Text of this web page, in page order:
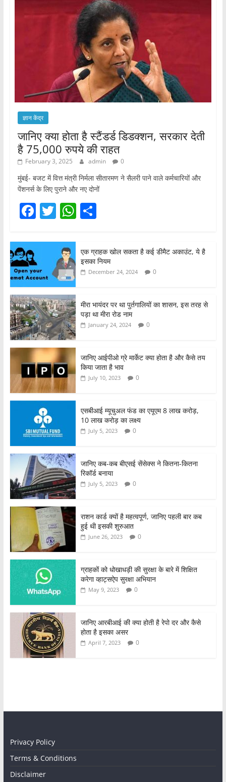
ज्ञान केंद्र
जानिए क्या होता है स्टैंडर्ड डिडक्शन, सरकार देती
है 75,000 रुपये की राहत
February 3, 2025 admin 0
मुंबई- बजट में वित्त मंत्री निर्मला सीतारमण ने सैलरी पाने वाले कर्मचारियों और
पेंशनर्स के लिए पुराने और नए दोनों
F
c
e
b
o
o
k
T
itt
er
W
s
A
p
S
e
एक ग्राहक खोल सकता है कई डीमैट अकाउंट, ये है
इसका नियम
December 24, 2024 0
मीरा भायंदर पर था पुर्तगालियों का शासन, इस तरह से
पड़ा था मीरा रोड नाम
January 24, 2024 0
जानिए आईपीओ ग्रे मार्केट क्या होता है और कैसे तय
किया जाता है भाव
July 10, 2023 0
एसबीआई म्यूचुअल फंड का एयूएम 8 लाख करोड़,
10 लाख करोड़ का लक्ष्य
July 5, 2023 0
जानिए कब-कब बीएसई सेंसेक्स ने कितना-कितना
रिकॉर्ड बनाया
July 5, 2023 0
राशन कार्ड क्यों है महत्वपूर्ण, जानिए पहली बार कब
हुई थी इसकी शुरुआत
June 26, 2023 0
ग्राहकों को धोखाधड़ी की सुरक्षा के बारे में शिक्षित
करेगा व्हाट्सऐप सुरक्षा अभियान
May 9, 2023 0
जानिए आरबीआई की क्या होती है रेपो दर और कैसे
होता है इसका असर
April 7, 2023 0
Privacy Policy
Terms & Conditions
Disclaimer